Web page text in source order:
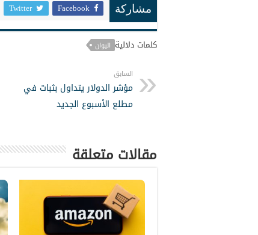
مشاركة Facebook
Twitter
كلمات دلالية اليوان
السابق
مؤشر الدولار يتداول بثبات في
مطلع الأسبوع الجديد
مقالات متعلقة